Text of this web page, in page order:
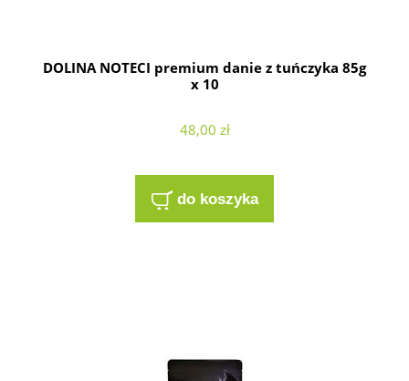
DOLINA NOTECI premium danie z tuńczyka 85g
x 10
48,00 zł
do koszyka